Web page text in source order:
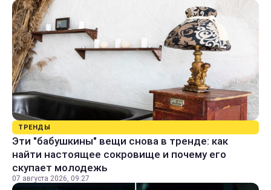
ТРЕНДЫ
Эти "бабушкины" вещи снова в тренде: как
найти настоящее сокровище и почему его
скупает молодежь
07 августа 2026, 09:27